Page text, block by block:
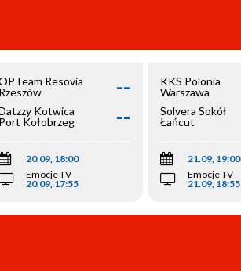
Resovia
Rzeszów
--
Kotwica
Port Kołobrzeg
--
20.09, 18:00
Emocje TV
20.09, 17:55
KKS Polonia
Warszawa
Solvera Sokół
Łańcut
21.09, 19:00
Emocje TV
21.09, 18:55